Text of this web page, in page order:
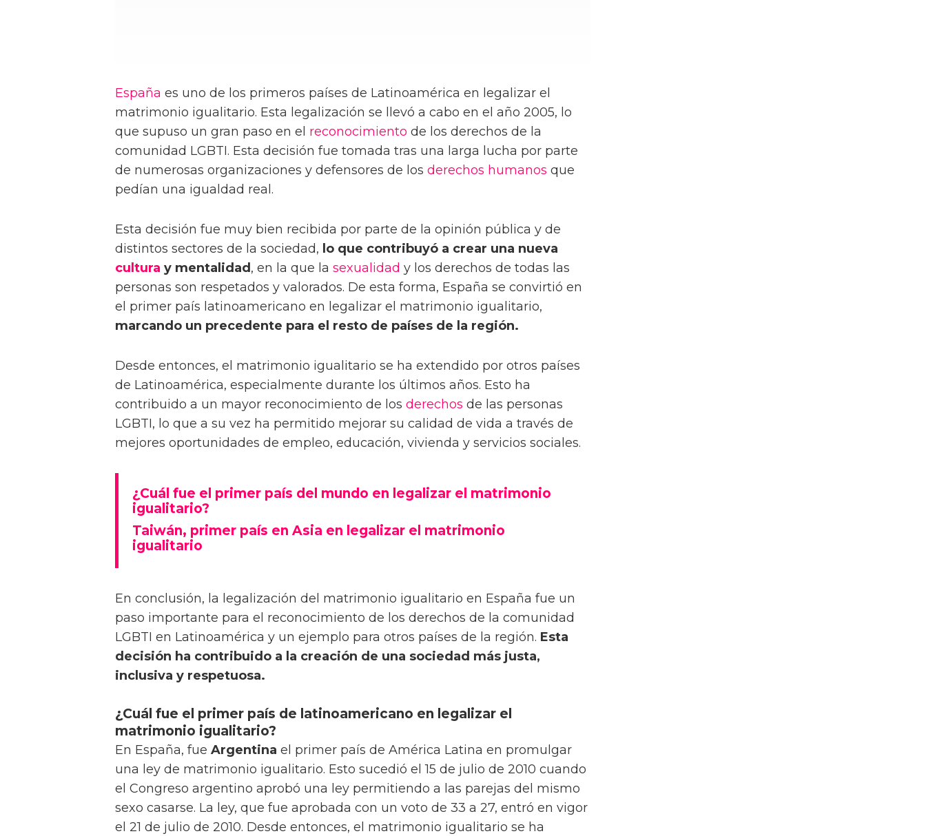
España es uno de los primeros países de Latinoamérica en legalizar el
matrimonio igualitario. Esta legalización se llevó a cabo en el año 2005, lo
que supuso un gran paso en el reconocimiento de los derechos de la
comunidad LGBTI. Esta decisión fue tomada tras una larga lucha por parte
de numerosas organizaciones y defensores de los derechos humanos que
pedían una igualdad real.
Esta decisión fue muy bien recibida por parte de la opinión pública y de
distintos sectores de la sociedad, lo que contribuyó a crear una nueva
cultura y mentalidad , en la que la sexualidad y los derechos de todas las
personas son respetados y valorados. De esta forma, España se convirtió en
el primer país latinoamericano en legalizar el matrimonio igualitario,
marcando un precedente para el resto de países de la región.
Desde entonces, el matrimonio igualitario se ha extendido por otros países
de Latinoamérica, especialmente durante los últimos años. Esto ha
contribuido a un mayor reconocimiento de los derechos de las personas
LGBTI, lo que a su vez ha permitido mejorar su calidad de vida a través de
mejores oportunidades de empleo, educación, vivienda y servicios sociales.
¿Cuál fue el primer país del mundo en legalizar el matrimonio
igualitario?
Taiwán, primer país en Asia en legalizar el matrimonio
igualitario
En conclusión, la legalización del matrimonio igualitario en España fue un
paso importante para el reconocimiento de los derechos de la comunidad
LGBTI en Latinoamérica y un ejemplo para otros países de la región. Esta
decisión ha contribuido a la creación de una sociedad más justa,
inclusiva y respetuosa.
¿Cuál fue el primer país de latinoamericano en legalizar el
matrimonio igualitario?
En España, fue Argentina el primer país de América Latina en promulgar
una ley de matrimonio igualitario. Esto sucedió el 15 de julio de 2010 cuando
el Congreso argentino aprobó una ley permitiendo a las parejas del mismo
sexo casarse. La ley, que fue aprobada con un voto de 33 a 27, entró en vigor
el 21 de julio de 2010. Desde entonces, el matrimonio igualitario se ha